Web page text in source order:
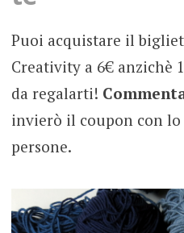
Puoi acquistare il
Creativity a 6€ anzichè
da regalarti!
invierò il coupon con
persone.